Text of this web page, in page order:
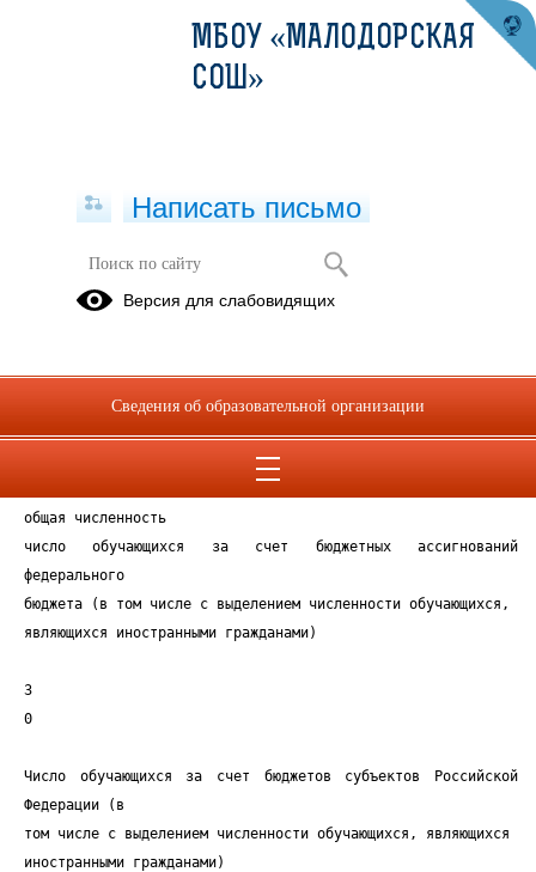
Численность обучающихся
Опубликовано на сайте
30 октября 2024
общая численность
число обучающихся за счет бюджетных ассигнований
федерального
бюджета (в том числе с выделением численности обучающихся,
являющихся иностранными гражданами)
3
0
Число обучающихся за счет бюджетов субъектов Российской
Федерации (в
том числе с выделением численности обучающихся, являющихся
иностранными гражданами)
МБОУ «МАЛОДОРСКАЯ
СОШ»
Написать письмо
Версия для слабовидящих
Сведения об образовательной организации